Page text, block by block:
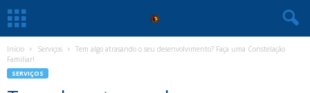
Início Serviços
Tem algo atrasando o seu desenvolvimento? Faça uma Constelação
Familiar!
SERVIÇOS